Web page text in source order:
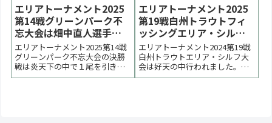
エリアトーナメント2025
第14戦グリーンパーク不
忘大会は畑中直人選手が
優勝【大会結果】
エリアトーナメント2025第14戦
グリーンパーク不忘大会の決勝
戦は炎天下の中で１尾を引き出
す展開となりました。優勝は畑
エリアトーナメント2025
第19戦白州トラウトフィ
ッシングエリア・シルフ
大会はマイクロン佐藤選
手が優勝【大会速報】
エリアトーナメント2024第19戦
白州トラウトエリア・シルフ大
会は好天の中行われました。優
勝はマイクロン佐藤選手、２位